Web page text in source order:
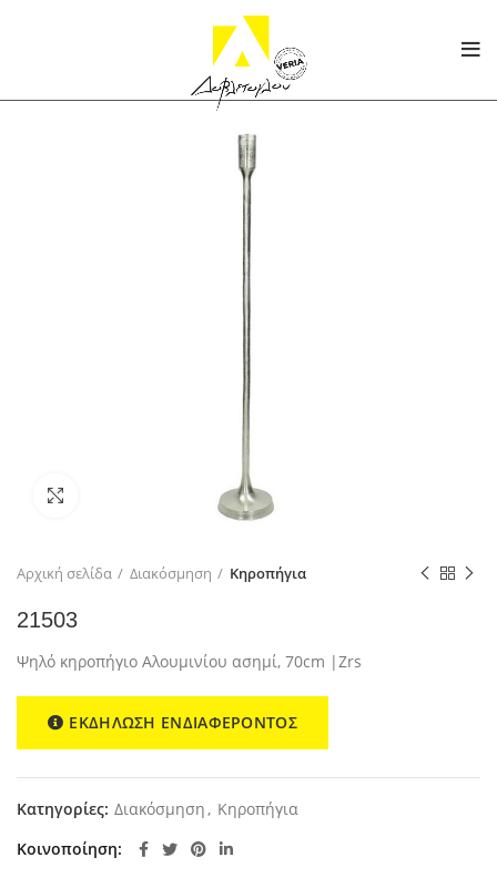
Αρχική σελίδα Διακόσμηση Κηροπήγια
21503
Ψηλό κηροπήγιο Αλουμινίου ασημί, 70cm |Zrs
ΕΚΔΗΛΩΣΗ ΕΝΔΙΑΦΕΡΟΝΤΟΣ
Κατηγορίες: Διακόσμηση , Κηροπήγια
Κοινοποίηση